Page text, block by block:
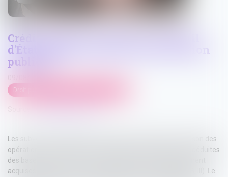
Crédit d'impôt recherche, le Conseil
d'État définit la notion de subvention
publique
Droit public
Les subventions publiques reçues par les entreprises à raison des
opérations ouvrant droit au crédit d’impôt recherche sont déduites
des bases de calcul de ce crédit, qu’elles soient définitivement
acquises par elles ou remboursables (CGI art. 244 quater B, III). Le